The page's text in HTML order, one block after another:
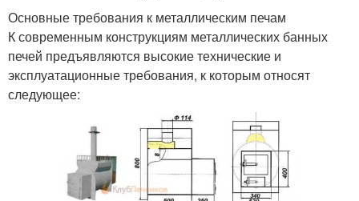
Основные требования к металлическим печам
К современным конструкциям металлических банных
печей предъявляются высокие технические и
эксплуатационные требования, к которым относят
следующее: